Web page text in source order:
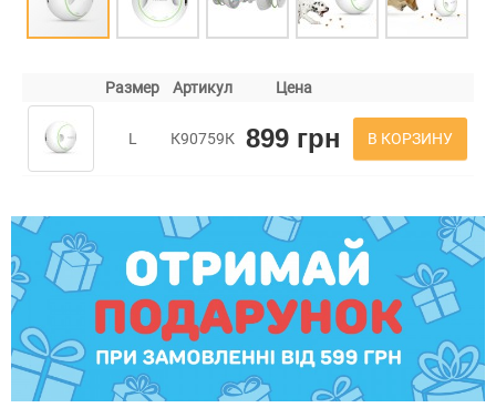
Размер Артикул Цена
L К90759К 899 грн В КОРЗИНУ